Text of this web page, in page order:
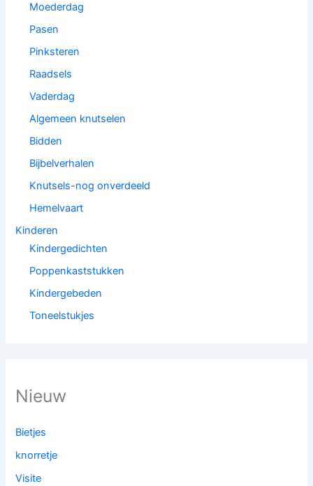
Moederdag
Pasen
Pinksteren
Raadsels
Vaderdag
Algemeen knutselen
Bidden
Bijbelverhalen
Knutsels-nog onverdeeld
Hemelvaart
Kinderen
Kindergedichten
Poppenkaststukken
Kindergebeden
Toneelstukjes
Nieuw
Bietjes
knorretje
Visite